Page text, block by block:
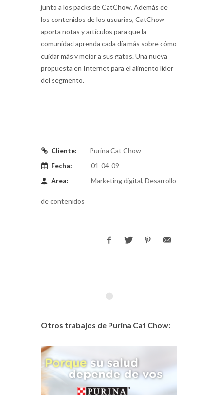
junto a los packs de CatChow. Además de
los contenidos de los usuarios, CatChow
aporta notas y artículos para que la
comunidad aprenda cada día más sobre cómo
cuidar más y mejor a sus gatos. Una nueva
propuesta en Internet para el alimento lider
del segmento.
Cliente:
Purina Cat Chow
Fecha:
01-04-09
Área:
Marketing digital, Desarrollo
de contenidos
Otros trabajos de Purina Cat Chow: